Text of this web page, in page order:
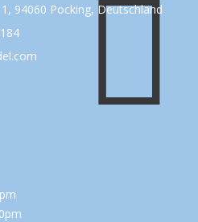
94060 Pocking, Deutschland